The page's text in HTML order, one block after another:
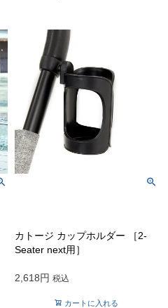
カトージ カップホルダー ［2-
Seater next用］
2,618 税込
カートに入れる